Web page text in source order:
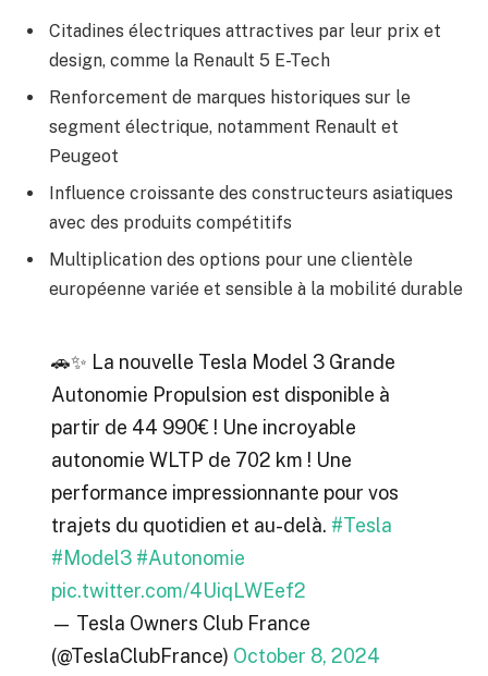
Citadines électriques attractives par leur prix et
design, comme la Renault 5 E-Tech
Renforcement de marques historiques sur le
segment électrique, notamment Renault et
Peugeot
Influence croissante des constructeurs asiatiques
avec des produits compétitifs
Multiplication des options pour une clientèle
européenne variée et sensible à la mobilité durable
🚗✨ La nouvelle Tesla Model 3 Grande
Autonomie Propulsion est disponible à
partir de 44 990€ ! Une incroyable
autonomie WLTP de 702 km ! Une
performance impressionnante pour vos
trajets du quotidien et au-delà. #Tesla
#Model3 #Autonomie
pic.twitter.com/4UiqLWEef2
— Tesla Owners Club France
(@TeslaClubFrance) October 8, 2024